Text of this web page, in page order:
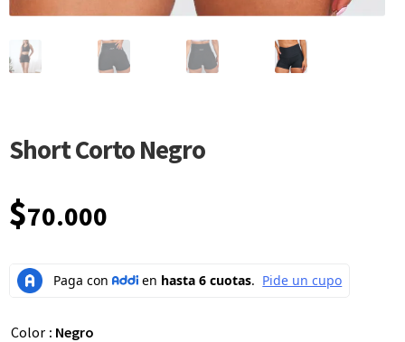
Short Corto Negro
$70.000
Color : Negro